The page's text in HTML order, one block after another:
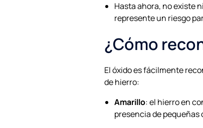
Hasta ahora, no existe
represente un riesgo
¿Cómo
El óxido es fácilmente
de hierro:
Amarillo: el hierro en
presencia de pequeñas